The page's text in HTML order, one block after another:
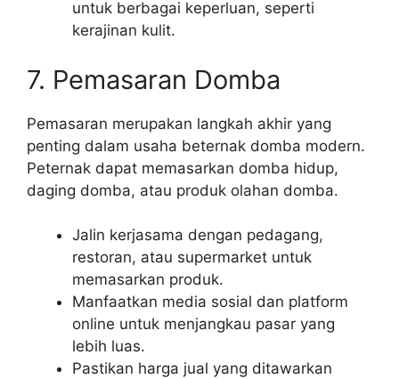
untuk berbagai keperluan, seperti
kerajinan kulit.
7. Pemasaran Domba
Pemasaran merupakan langkah akhir yang
penting dalam usaha beternak domba modern.
Peternak dapat memasarkan domba hidup,
daging domba, atau produk olahan domba.
Jalin kerjasama dengan pedagang,
restoran, atau supermarket untuk
memasarkan produk.
Manfaatkan media sosial dan platform
online untuk menjangkau pasar yang
lebih luas.
Pastikan harga jual yang ditawarkan